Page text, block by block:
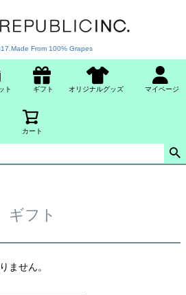
From 100% Grapes
ト ギフト オリジナルグッズ マイページ
カート
ギフト
ません。